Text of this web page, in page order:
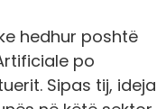
hedhur poshtë
po
Sipas tij, ideja